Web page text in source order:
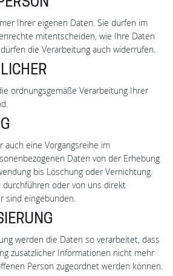
Ihrer eigenen Daten. Sie dürfen im
mitentscheiden, wie Ihre Daten
die Verarbeitung auch widerrufen.
ordnungsgemäße Verarbeitung Ihrer
auch eine Vorgangsreihe im
Daten von der Erhebung
bis Löschung oder Vernichtung.
oder von uns direkt
sind eingebunden.
werden die Daten so verarbeitet, dass
zusätzlicher Informationen nicht mehr
Person zugeordnet werden können.